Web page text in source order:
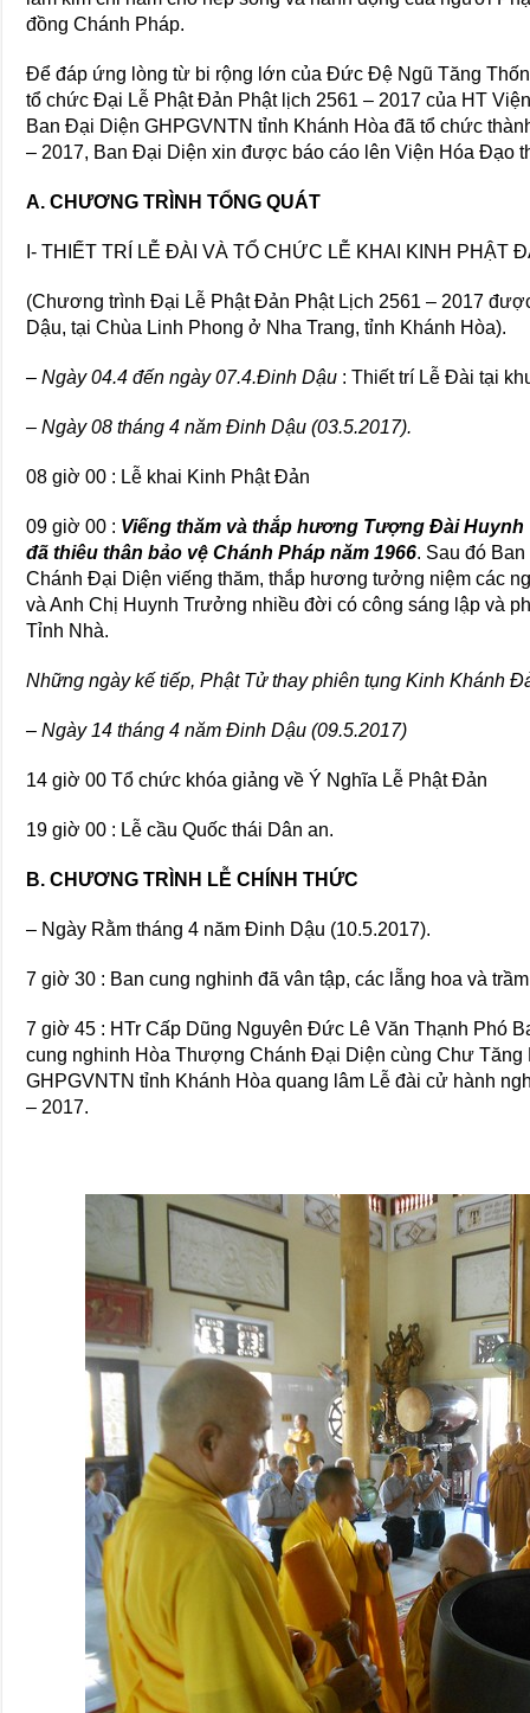
đồng Chánh Pháp.
Để đáp ứng lòng từ bi rộng lớn của Đức Đệ Ngũ Tăng
tổ chức Đại Lễ Phật Đản Phật lịch 2561 – 2017 của HT
Ban Đại Diện GHPGVNTN tỉnh Khánh Hòa đã tổ chức
– 2017, Ban Đại Diện xin được báo cáo lên Viện Hóa Đạo
A. CHƯƠNG TRÌNH TỔNG QUÁT
I- THIẾT TRÍ LỄ ĐÀI VÀ TỔ CHỨC LỄ KHAI KINH PHẬT
(Chương trình Đại Lễ Phật Đản Phật Lịch 2561 – 2017
Dậu, tại Chùa Linh Phong ở Nha Trang, tỉnh Khánh Hòa).
– Ngày 04.4 đến ngày 07.4.Đinh Dậu : Thiết trí Lễ Đài tại
– Ngày 08 tháng 4 năm Đinh Dậu (03.5.2017).
08 giờ 00 : Lễ khai Kinh Phật Đản
09 giờ 00 : Viếng thăm và thắp hương Tượng Đài
đã thiêu thân bảo vệ Chánh Pháp năm 1966. Sau đó
Chánh Đại Diện viếng thăm, thắp hương tưởng niệm các
và Anh Chị Huynh Trưởng nhiều đời có công sáng lập và
Tỉnh Nhà.
Những ngày kế tiếp, Phật Tử thay phiên tụng Kinh Khánh
– Ngày 14 tháng 4 năm Đinh Dậu (09.5.2017)
14 giờ 00 Tổ chức khóa giảng về Ý Nghĩa Lễ Phật Đản
19 giờ 00 : Lễ cầu Quốc thái Dân an.
B. CHƯƠNG TRÌNH LỄ CHÍNH THỨC
– Ngày Rằm tháng 4 năm Đinh Dậu (10.5.2017).
7 giờ 30 : Ban cung nghinh đã vân tập, các lẵng hoa và
7 giờ 45 : HTr Cấp Dũng Nguyên Đức Lê Văn Thạnh Phó
cung nghinh Hòa Thượng Chánh Đại Diện cùng Chư
GHPGVNTN tỉnh Khánh Hòa quang lâm Lễ đài cử hành
– 2017.